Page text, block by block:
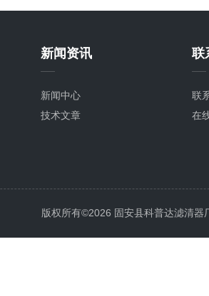
新闻资讯
新闻中心
技术文章
联
联
在
版权所有©2026 固安县科普达滤清